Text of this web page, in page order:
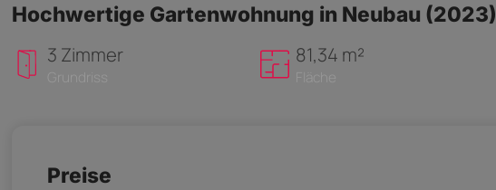
Hochwertige Gartenwohnung in Neubau (2023)
3 Zimmer
Grundriss
81,34 m²
Fläche
Preise